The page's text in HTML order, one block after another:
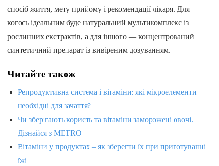
спосіб життя, мету прийому і рекомендації лікаря. Для
когось ідеальним буде натуральний мультикомплекс із
рослинних екстрактів, а для іншого — концентрований
синтетичний препарат із вивіреним дозуванням.
Читайте також
Репродуктивна система і вітаміни: які мікроелементи
необхідні для зачаття?
Чи зберігають користь та вітаміни заморожені овочі.
Дізнайся з METRO
Вітаміни у продуктах – як зберегти їх при приготуванні
їжі